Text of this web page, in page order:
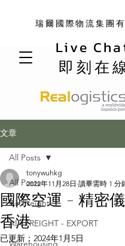
Live
即刻在
瑞爾國際物流集團
文章
All Posts
Air Freight
AIR FREIGHT - EXPORT
Warehousing
All Posts
國際空運 - 精密
香港
tonywuhkg
2022年11月28日 讀畢需時 1 分
已更新： 2024年1月5日